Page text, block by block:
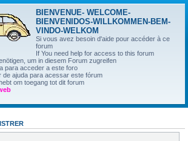
BIENVENUE- WELCOME-
BIENVENIDOS-WILLKOMMEN-BEM-
VINDO-WELKOM
Si vous avez besoin d'aide pour accéder à ce
forum
If You need help for access to this forum
um in diesem Forum zugreifen
para acceder a este foro
de ajuda para acessar este fórum
om toegang tot dit forum